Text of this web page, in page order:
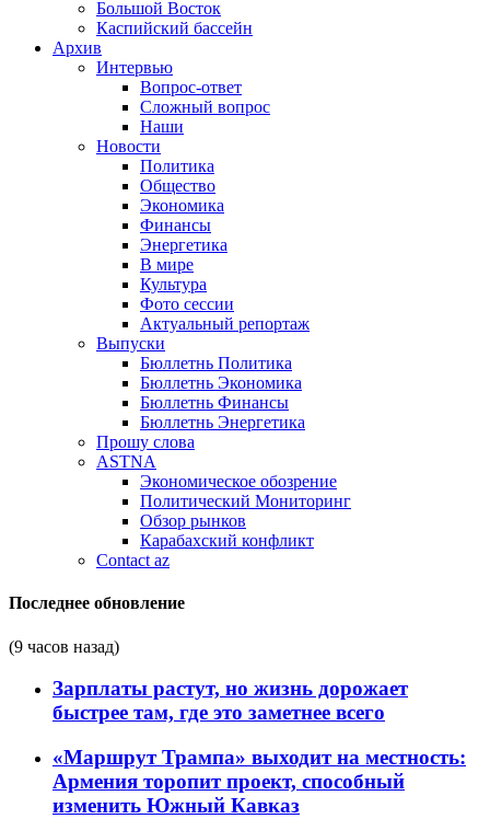
Большой Восток
Каспийский бассейн
Архив
Интервью
Вопрос-ответ
Сложный вопрос
Наши
Новости
Политика
Общество
Экономика
Финансы
Энергетика
В мире
Культура
Фото сессии
Актуальный репортаж
Выпуски
Бюллетнь Политика
Бюллетнь Экономика
Бюллетнь Финансы
Бюллетнь Энергетика
Прошу слова
ASTNA
Экономическое обозрение
Политический Мониторинг
Обзор рынков
Карабахский конфликт
Contact az
Последнее обновление
(9 часов назад)
Зарплаты растут, но жизнь дорожает
быстрее там, где это заметнее всего
«Маршрут Трампа» выходит на местность:
Армения торопит проект, способный
изменить Южный Кавказ